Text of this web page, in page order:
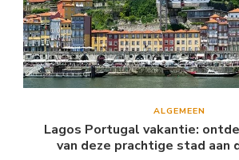
ALGEMEEN
Lagos Portugal vakantie:
van deze prachtige stad aan